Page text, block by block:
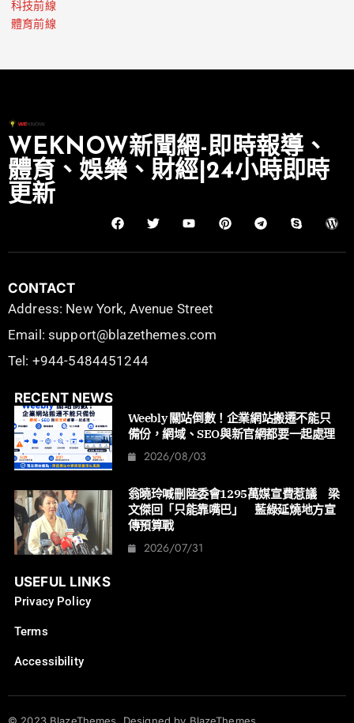
科技前線
體育前線
WEKNOW新聞網-即時報導、
體育、娛樂、財經|24小時即時
更新
CONTACT
Address: New York, Avenue Street
Email: support@blazethemes.com
Tel: +944-5484451244
RECENT NEWS
Weebly 關站倒數！企業網站搬遷不能只
備份，網域、SEO與新官網都要一起處理
2026/08/03
翁曉玲喊刪陸委會1295萬媒宣費惹議 梁
文傑回「只能靠嘴巴」 藍綠延燒地方宣
傳預算戰
2026/07/31
USEFUL LINKS
Privacy Policy
Terms
Accessibility